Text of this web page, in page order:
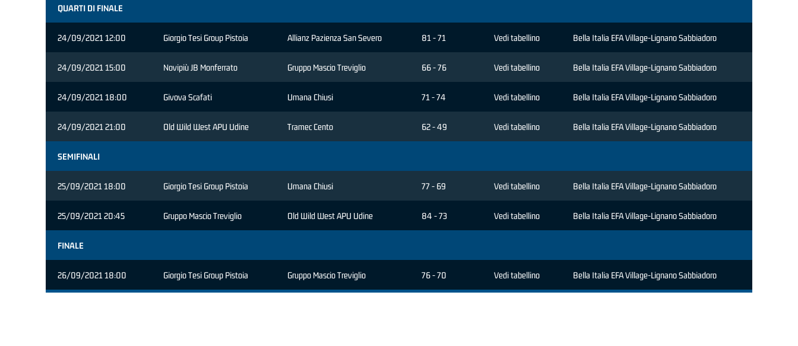
QUARTI DI FINALE
24/09/2021 12:00 Giorgio Tesi Group Pistoia Allianz Pazienza San Severo 81 - 71 Vedi tabellino Bella Italia EFA Village-Lignano Sabbiadoro
24/09/2021 15:00 Novipiù JB Monferrato Gruppo Mascio Treviglio 66 - 76 Vedi tabellino Bella Italia EFA Village-Lignano Sabbiadoro
24/09/2021 18:00 Givova Scafati Umana Chiusi 71 - 74 Vedi tabellino Bella Italia EFA Village-Lignano Sabbiadoro
24/09/2021 21:00 Old Wild West APU Udine Tramec Cento 62 - 49 Vedi tabellino Bella Italia EFA Village-Lignano Sabbiadoro
SEMIFINALI
25/09/2021 18:00 Giorgio Tesi Group Pistoia Umana Chiusi 77 - 69 Vedi tabellino Bella Italia EFA Village-Lignano Sabbiadoro
25/09/2021 20:45 Gruppo Mascio Treviglio Old Wild West APU Udine 84 - 73 Vedi tabellino Bella Italia EFA Village-Lignano Sabbiadoro
FINALE
26/09/2021 18:00 Giorgio Tesi Group Pistoia Gruppo Mascio Treviglio 76 - 70 Vedi tabellino Bella Italia EFA Village-Lignano Sabbiadoro